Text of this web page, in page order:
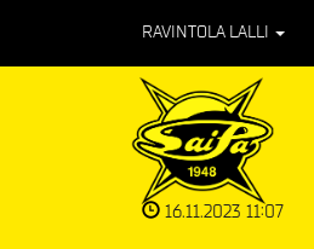
RAVINTOLA LALLI
16.11.2023 11:07